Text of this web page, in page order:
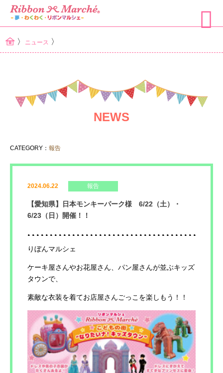
〉 ニュース 〉
NEWS
CATEGORY： 報告
2024.06.22 報告
【愛知県】日本モンキーパーク様 6/22（土）・
6/23（日）開催！！
りぼんマルシェ
ケーキ屋さんやお花屋さん、パン屋さんが並ぶキッズ
タウンで、
素敵な衣装を着てお店屋さんごっこを楽しもう！！